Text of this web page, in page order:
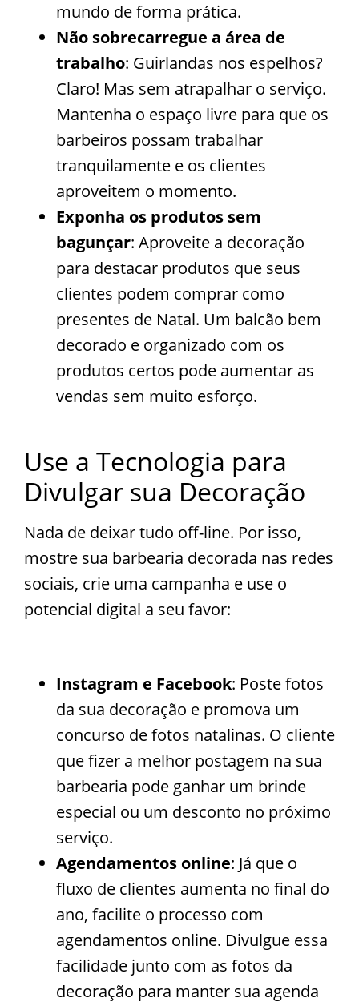
mundo de forma prática.
Não sobrecarregue a área de
trabalho: Guirlandas nos espelhos?
Claro! Mas sem atrapalhar o serviço.
Mantenha o espaço livre para que os
barbeiros possam trabalhar
tranquilamente e os clientes
aproveitem o momento.
Exponha os produtos sem
bagunçar: Aproveite a decoração
para destacar produtos que seus
clientes podem comprar como
presentes de Natal. Um balcão bem
decorado e organizado com os
produtos certos pode aumentar as
vendas sem muito esforço.
Use a Tecnologia para
Divulgar sua Decoração
Nada de deixar tudo off-line. Por isso,
mostre sua barbearia decorada nas redes
sociais, crie uma campanha e use o
potencial digital a seu favor:
Instagram e Facebook: Poste fotos
da sua decoração e promova um
concurso de fotos natalinas. O cliente
que fizer a melhor postagem na sua
barbearia pode ganhar um brinde
especial ou um desconto no próximo
serviço.
Agendamentos online: Já que o
fluxo de clientes aumenta no final do
ano, facilite o processo com
agendamentos online. Divulgue essa
facilidade junto com as fotos da
decoração para manter sua agenda